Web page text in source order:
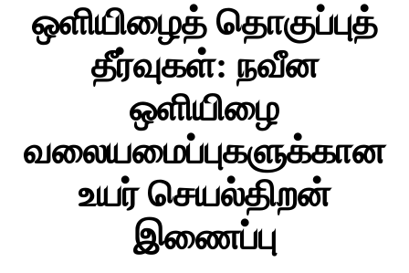
ஒளியிழைத் தொகுப்புத்
தீர்வுகள்: நவீன
ஒளியிழை
வலையமைப்புகளுக்கான
உயர் செயல்திறன்
இணைப்பு